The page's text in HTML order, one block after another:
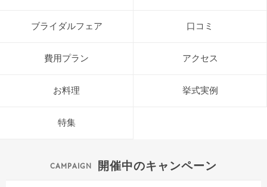
ブライダルフェア 口コミ
費用プラン アクセス
お料理 挙式実例
特集
開催中のキャンペーン